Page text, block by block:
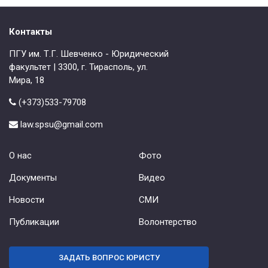
Контакты
ПГУ им. Т.Г. Шевченко - Юридический
факультет | 3300, г. Тирасполь, ул.
Мира, 18
(+373)533-79708
law.spsu@gmail.com
О нас
Документы
Новости
Публикации
Фото
Видео
СМИ
Волонтерство
ЗАДАТЬ ВОПРОС ЮРИСТУ